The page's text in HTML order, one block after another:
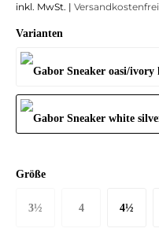
inkl. MwSt. | Versandkostenfrei
Varianten
Größe
3½ 4 4½